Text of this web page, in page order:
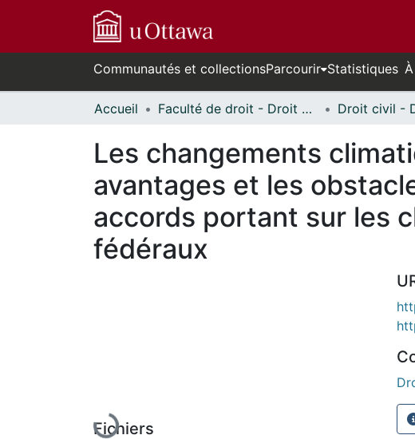
Communautés et collectionsParcourir Statistiques
Accueil Faculté de droit - Droit civil // Faculty of Law - Civil Law
Les changements
avantages et les
accords portant sur les
fédéraux
En cours de chargement...
Fichiers